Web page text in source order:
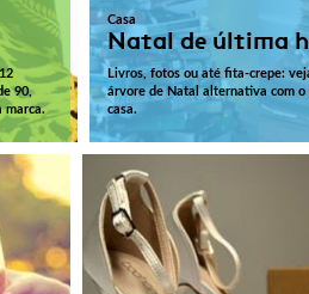
90,
marca.
Casa
Natal de última
Livros, fotos ou até fita-crepe:
árvore de Natal alternativa com o
casa.